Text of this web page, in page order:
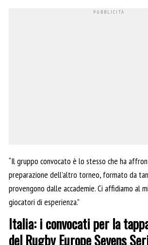
“Il gruppo convocato è lo stesso che ha
preparazione dell’altro torneo, formato da
provengono dalle accademie. Ci affidiamo al
giocatori di esperienza.”
Italia: i convocati per la
del Rugby Europe Sevens